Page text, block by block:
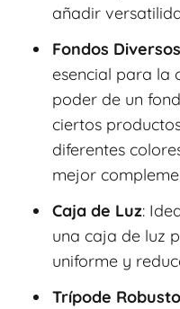
añadir
Fondos Diversos
esencial para la
poder de un
ciertos
diferentes
mejor
Caja de Luz:
una caja de luz
uniforme y
Trípode Robusto